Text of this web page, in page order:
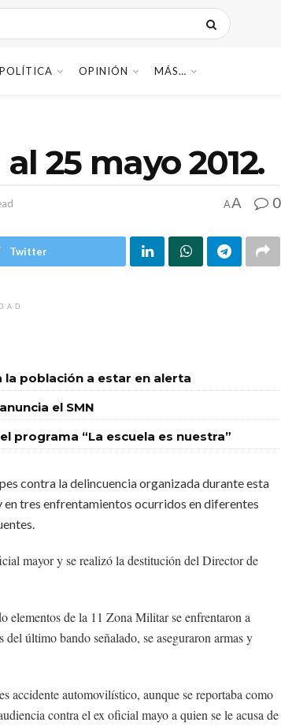
POLÍTICA OPINIÓN MÁS…
25 mayo 2012.
AA 0
Twitter
la población a estar en alerta
el SMN
programa “La escuela es nuestra”
contra la delincuencia organizada durante esta
en tres enfrentamientos ocurridos en diferentes
mayor y se realizó la destitución del Director de
elementos de la 11 Zona Militar se enfrentaron a
último bando señalado, se aseguraron armas y
accidente automovilístico, aunque se reportaba como
contra el ex oficial mayo a quien se le acusa de